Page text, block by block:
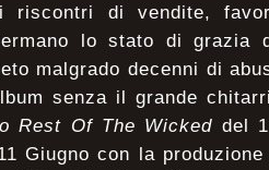
riscontri di vendite,
lo stato di grazia
malgrado decenni di
senza il grande
Rest Of The Wicked del
Giugno con la